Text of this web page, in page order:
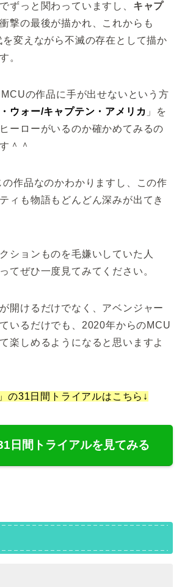
でずっと関わっていますし、 キャプ
撃の最後が描かれ、これからも
変えながら不滅の存在として描か
。
の作品に手が出せないという方
ウォー/キャプテン・アメリカ 」を
ーローがいるのか確かめてみるの
＾＾
作品なのかわかりますし、この作
ィも物語もどんどん深みが出てき
ションものを毛嫌いしていた人
てぜひ一度見てみてください。
開けるだけでなく、アベンジャー
いるだけでも、2020年からのMCU
楽しめるようになると思いますよ
の31日間トライアルはこちら↓
日間トライアルを見てみる